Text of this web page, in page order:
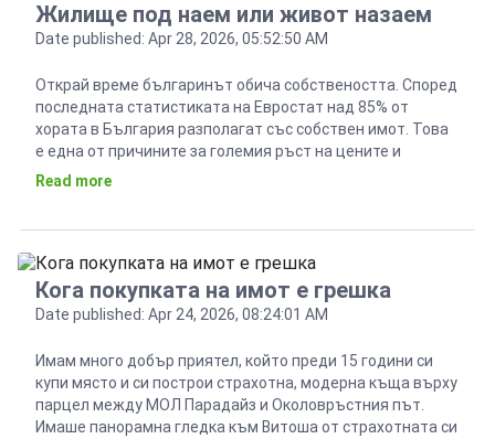
Жилище под наем или живот назаем
Date published: Apr 28, 2026, 05:52:50 AM
Открай време българинът обича собствеността. Според
последната статистиката на Евростат над 85% от
хората в България разполагат със собствен имот. Това
е една от причините за големия ръст на цените и
продажбите на жилища през последните години. Но,
Read more
Кога покупката на имот е грешка
Date published: Apr 24, 2026, 08:24:01 AM
Имам много добър приятел, който преди 15 години си
купи място и си построи страхотна, модерна къща върху
парцел между МОЛ Парадайз и Околовръстния път.
Имаше панорамна гледка към Витоша от страхотната си